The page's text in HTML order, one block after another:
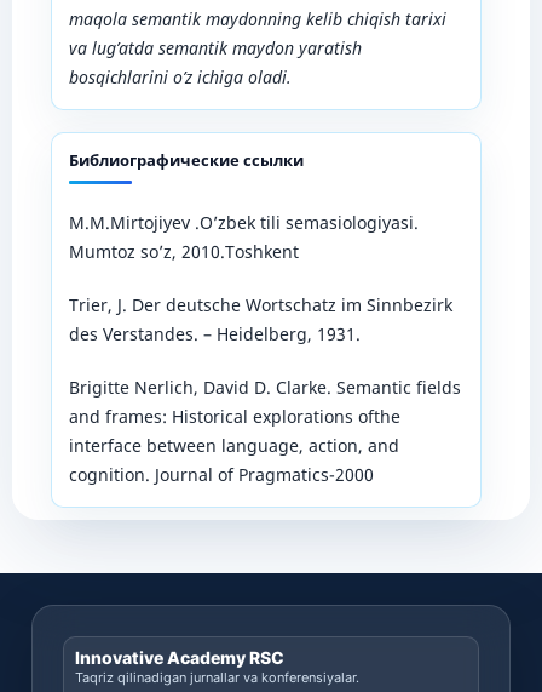
maqola semantik maydonning kelib chiqish tarixi
va lug’atda semantik maydon yaratish
bosqichlarini o’z ichiga oladi.
Библиографические ссылки
M.M.Mirtojiyev .O’zbek tili semasiologiyasi.
Mumtoz so’z, 2010.Toshkent
Trier, J. Der deutsche Wortschatz im Sinnbezirk
des Verstandes. – Heidelberg, 1931.
Brigitte Nerlich, David D. Clarke. Semantic fields
and frames: Historical explorations ofthe
interface between language, action, and
cognition. Journal of Pragmatics-2000
Innovative Academy RSC
Taqriz qilinadigan jurnallar va konferensiyalar.